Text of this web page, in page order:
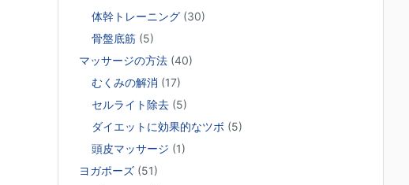
体幹トレーニング (30)
骨盤底筋 (5)
マッサージの方法 (40)
むくみの解消 (17)
セルライト除去 (5)
ダイエットに効果的なツボ (5)
頭皮マッサージ (1)
ヨガポーズ (51)